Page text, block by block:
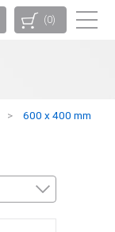
(0)
600 x 400 mm